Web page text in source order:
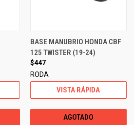
BASE MANUBRIO HONDA CBF
125 TWISTER (19-24)
$447
RODA
VISTA RÁPIDA
AGOTADO